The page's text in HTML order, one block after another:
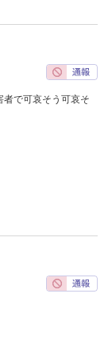
者で可哀そう可哀そ